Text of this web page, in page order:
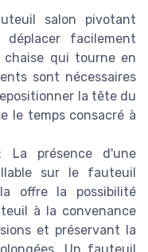
salon pivotant
facilement
qui tourne en
sont nécessaires
la tête du
le temps consacré à
La présence d'une
sur le fauteuil
offre la possibilité
à la convenance
et préservant la